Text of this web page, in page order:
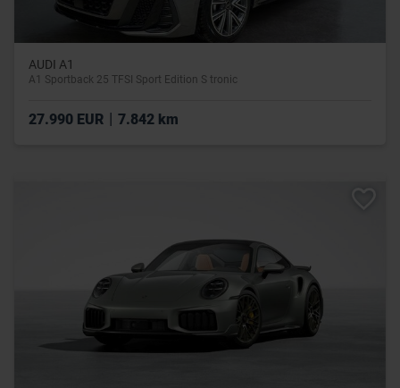
AUDI A1
A1 Sportback 25 TFSI Sport Edition S tronic
27.990 EUR | 7.842 km